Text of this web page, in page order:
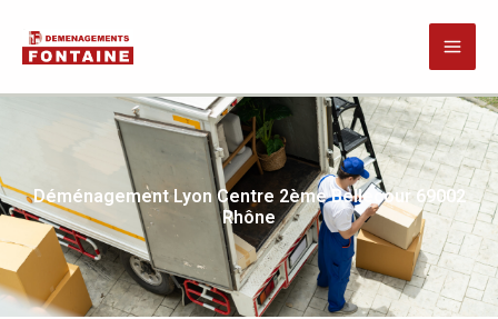
Déménagement Lyon Centre 2ème Bellecour 69002
Rhône